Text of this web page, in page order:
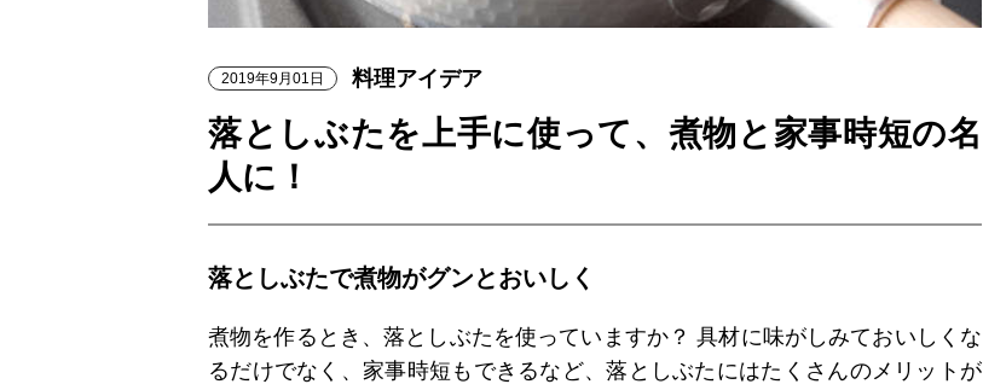
2019年9月01日 料理アイデア
落としぶたを上手に使って、煮物と家事時短の名
人に！
落としぶたで煮物がグンとおいしく
煮物を作るとき、落としぶたを使っていますか？ 具材に味がしみておいしくな
るだけでなく、家事時短もできるなど、落としぶたにはたくさんのメリットが